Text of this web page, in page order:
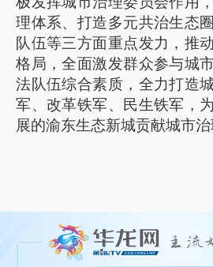
理体系、打造多元共治生态
队伍等三方面重点发力，推
格局，全面激发群众参与城
法队伍综合素质，全力打造
军、改革铁军、民生铁军，
展的渝东生态新城贡献城市治